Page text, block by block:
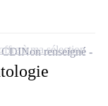
CDINon renseigné
à ma sélection